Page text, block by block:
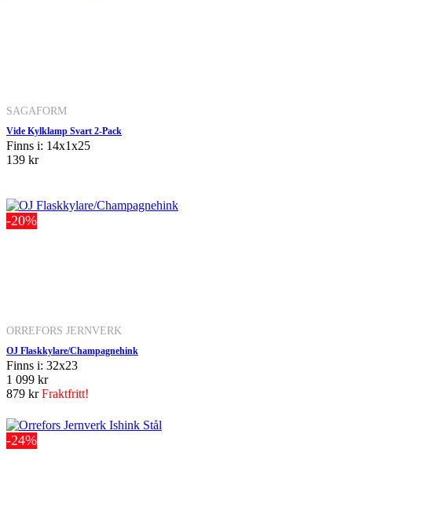
SAGAFORM
Vide Kylklamp Svart 2-Pack
Finns i: 14x1x25
139 kr
-20%
ORREFORS JERNVERK
OJ Flaskkylare/Champagnehink
Finns i: 32x23
1 099 kr
879 krFraktfritt!
-24%